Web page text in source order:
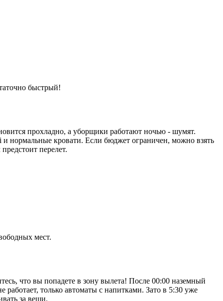
быстрый!
прохладно, а уборщики работают ночью - шумят.
и нормальные кровати. Если бюджет ограничен, можно взять
перелет.
мест.
что вы попадете в зону вылета! После 00:00 наземный
только автоматы с напитками. Зато в 5:30 уже
за вещи.